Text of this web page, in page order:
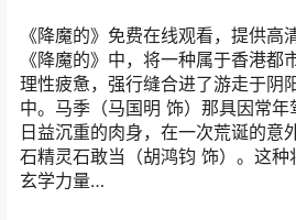
《降魔的》免费在线观看，提供高
《降魔的》中，将一种属于香港都
理性疲惫，强行缝合进了游走于阴
中。马季（马国明 饰）那具因常
日益沉重的肉身，在一次荒诞的意
石精灵石敢当（胡鸿钧 饰）。这种
玄学力量…